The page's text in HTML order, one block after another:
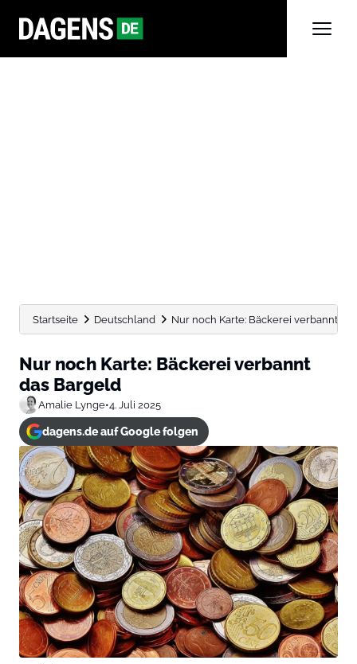
Startseite Deutschland Nur noch Karte: Bäckerei verbannt
Nur noch Karte: Bäckerei verbannt
das Bargeld
Amalie Lynge•4. Juli 2025
dagens.de auf Google folgen